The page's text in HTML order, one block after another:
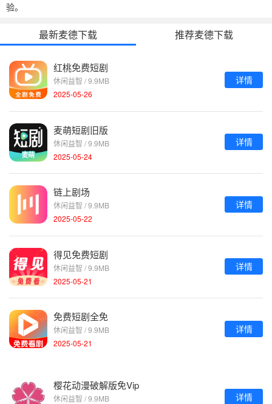
验。
最新麦德下载 推荐麦德下载
红桃免费短剧
休闲益智 / 9.9MB
2025-05-26
详情
麦萌短剧旧版
休闲益智 / 9.9MB
2025-05-24
详情
链上剧场
休闲益智 / 9.9MB
2025-05-22
详情
得见免费短剧
休闲益智 / 9.9MB
2025-05-21
详情
免费短剧全免
休闲益智 / 9.9MB
2025-05-21
详情
樱花动漫破解版免Vip
休闲益智 / 9.9MB
详情